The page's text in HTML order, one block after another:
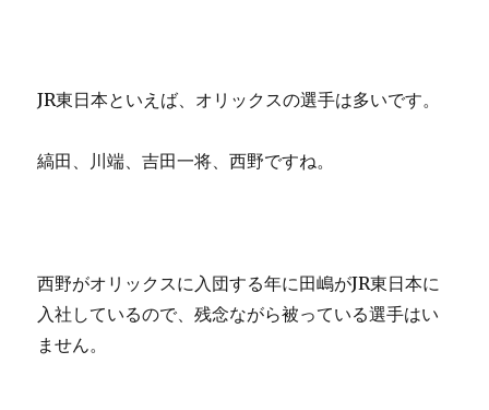
JR東日本といえば、オリックスの選手は多いです。
縞田、川端、吉田一将、西野ですね。
西野がオリックスに入団する年に田嶋がJR東日本に
入社しているので、残念ながら被っている選手はい
ません。